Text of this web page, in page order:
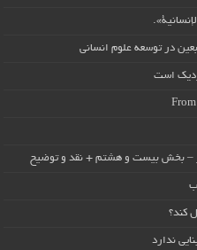
در توسعه علوم انسانی
است
– بخش بیست و هشتم + نقد و توضیح
کند؟
ندارد